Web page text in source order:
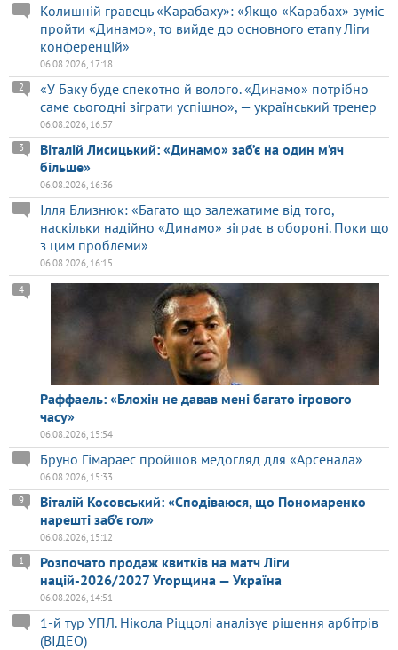
Колишній гравець «Карабаху»: «Якщо «Карабах» зуміє
пройти «Динамо», то вийде до основного етапу Ліги
конференцій»
06.08.2026, 17:18
«У Баку буде спекотно й волого. «Динамо» потрібно
саме сьогодні зіграти успішно», — український тренер
2
06.08.2026, 16:57
Віталій Лисицький: «Динамо» заб’є на один м’яч
більше»
3
06.08.2026, 16:36
Ілля Близнюк: «Багато що залежатиме від того,
наскільки надійно «Динамо» зіграє в обороні. Поки що
з цим проблеми»
06.08.2026, 16:15
Раффаель: «Блохін не давав мені багато ігрового
часу»
4
06.08.2026, 15:54
Бруно Гімараес пройшов медогляд для «Арсенала»
06.08.2026, 15:33
Віталій Косовський: «Сподіваюся, що Пономаренко
нарешті заб’є гол»
9
06.08.2026, 15:12
Розпочато продаж квитків на матч Ліги
націй-2026/2027 Угорщина — Україна
1
06.08.2026, 14:51
1-й тур УПЛ. Нікола Ріццолі аналізує рішення арбітрів
(ВІДЕО)